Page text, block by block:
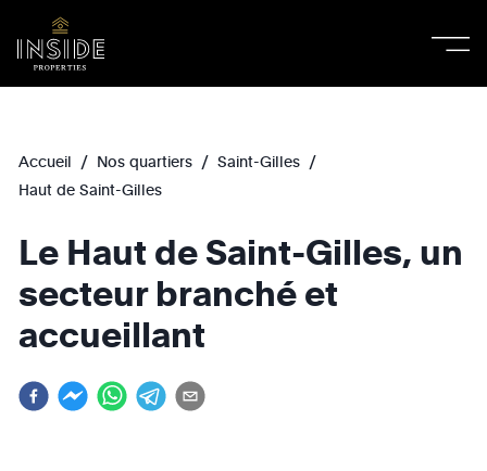
Accueil / Nos quartiers / Saint-Gilles /
Haut de Saint-Gilles
Le Haut de Saint-Gilles, un
secteur branché et
accueillant